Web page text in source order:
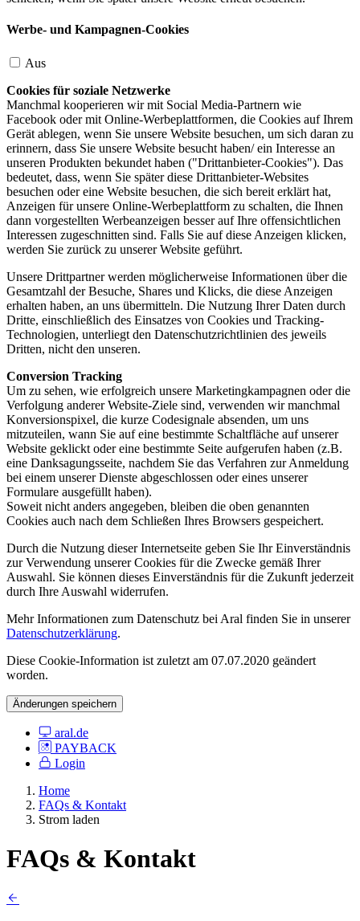
Werbe- und Kampagnen-Cookies
Aus
Cookies für soziale Netzwerke
Manchmal kooperieren wir mit Social Media-Partnern wie
Facebook oder mit Online-Werbeplattformen, die Cookies auf Ihrem
Gerät ablegen, wenn Sie unsere Website besuchen, um sich daran zu
erinnern, dass Sie unsere Website besucht haben/ ein Interesse an
unseren Produkten bekundet haben ("Drittanbieter-Cookies"). Das
bedeutet, dass, wenn Sie später diese Drittanbieter-Websites
besuchen oder eine Website besuchen, die sich bereit erklärt hat,
Anzeigen für unsere Online-Werbeplattform zu schalten, die Ihnen
dann vorgestellten Werbeanzeigen besser auf Ihre offensichtlichen
Interessen zugeschnitten sind. Falls Sie auf diese Anzeigen klicken,
werden Sie zurück zu unserer Website geführt.
Unsere Drittpartner werden möglicherweise Informationen über die
Gesamtzahl der Besuche, Shares und Klicks, die diese Anzeigen
erhalten haben, an uns übermitteln. Die Nutzung Ihrer Daten durch
Dritte, einschließlich des Einsatzes von Cookies und Tracking-
Technologien, unterliegt den Datenschutzrichtlinien des jeweils
Dritten, nicht den unseren.
Conversion Tracking
Um zu sehen, wie erfolgreich unsere Marketingkampagnen oder die
Verfolgung anderer Website-Ziele sind, verwenden wir manchmal
Konversionspixel, die kurze Codesignale absenden, um uns
mitzuteilen, wann Sie auf eine bestimmte Schaltfläche auf unserer
Website geklickt oder eine bestimmte Seite aufgerufen haben (z.B.
eine Danksagungsseite, nachdem Sie das Verfahren zur Anmeldung
bei einem unserer Dienste abgeschlossen oder eines unserer
Formulare ausgefüllt haben).
Soweit nicht anders angegeben, bleiben die oben genannten
Cookies auch nach dem Schließen Ihres Browsers gespeichert.
Durch die Nutzung dieser Internetseite geben Sie Ihr Einverständnis
zur Verwendung unserer Cookies für die Zwecke gemäß Ihrer
Auswahl. Sie können dieses Einverständnis für die Zukunft jederzeit
durch Ihre Auswahl widerrufen.
Mehr Informationen zum Datenschutz bei Aral finden Sie in unserer
Datenschutzerklärung.
Diese Cookie-Information ist zuletzt am 07.07.2020 geändert
worden.
Änderungen speichern
aral.de
PAYBACK
Login
Home
FAQs & Kontakt
Strom laden
FAQs & Kontakt